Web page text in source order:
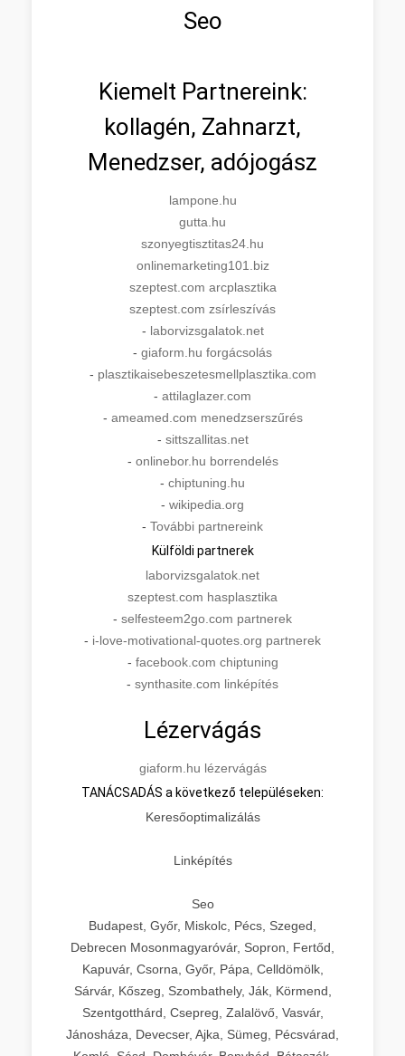
Seo
Kiemelt Partnereink:
kollagén, Zahnarzt,
Menedzser, adójogász
lampone.hu
gutta.hu
szonyegtisztitas24.hu
onlinemarketing101.biz
szeptest.com arcplasztika
szeptest.com zsírleszívás
- laborvizsgalatok.net
- giaform.hu forgácsolás
- plasztikaisebeszetesmellplasztika.com
- attilaglazer.com
- ameamed.com menedzserszűrés
- sittszallitas.net
- onlinebor.hu borrendelés
- chiptuning.hu
- wikipedia.org
- További partnereink
Külföldi partnerek
laborvizsgalatok.net
szeptest.com hasplasztika
- selfesteem2go.com partnerek
- i-love-motivational-quotes.org partnerek
- facebook.com chiptuning
- synthasite.com linképítés
Lézervágás
giaform.hu lézervágás
TANÁCSADÁS a következő településeken:
Keresőoptimalizálás
Linképítés
Seo
Budapest, Győr, Miskolc, Pécs, Szeged,
Debrecen Mosonmagyaróvár, Sopron, Fertőd,
Kapuvár, Csorna, Győr, Pápa, Celldömölk,
Sárvár, Kőszeg, Szombathely, Ják, Körmend,
Szentgotthárd, Csepreg, Zalalövő, Vasvár,
Jánosháza, Devecser, Ajka, Sümeg, Pécsvárad,